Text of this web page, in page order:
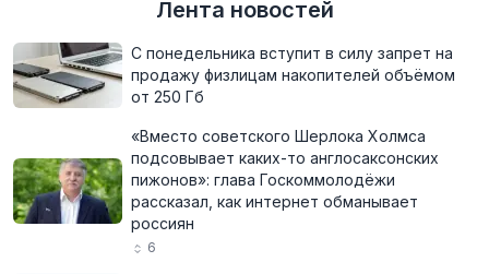
Лента новостей
С понедельника вступит в силу запрет на
продажу физлицам накопителей объёмом
от 250 Гб
«Вместо советского Шерлока Холмса
подсовывает каких-то англосаксонских
пижонов»: глава Госкоммолодёжи
рассказал, как интернет обманывает
россиян
6